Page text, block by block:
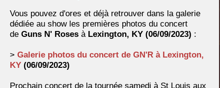
Vous pouvez d'ores et déjà retrouver dans la galerie
dédiée au show les premières photos du concert
de Guns N' Roses à Lexington, KY (06/09/2023) :
> Galerie photos du concert de GN'R à Lexington,
KY (06/09/2023)
Prochain concert de la tournée samedi à St Louis aux